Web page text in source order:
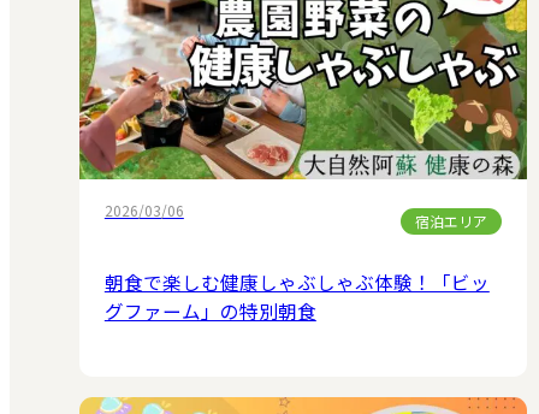
2026/03/06
宿泊エリア
朝食で楽しむ健康しゃぶしゃぶ体験！「ビッ
グファーム」の特別朝食